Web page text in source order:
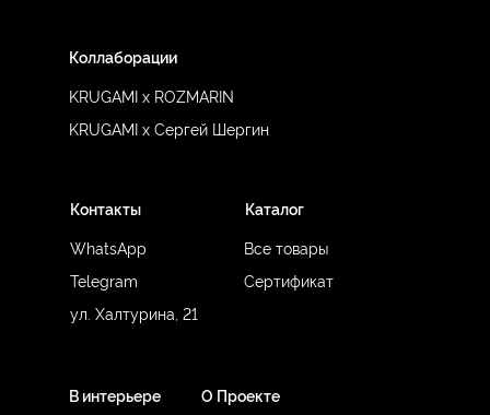
Сертификат
Коллаборации
О Проекте
KRUGAMI x Сергей Шергин
KRUGAMI x ROZMARIN
ул. Халтурина, 21
В интерьере
Контакты
WhatsApp
Telegram
Каталог
Все товары